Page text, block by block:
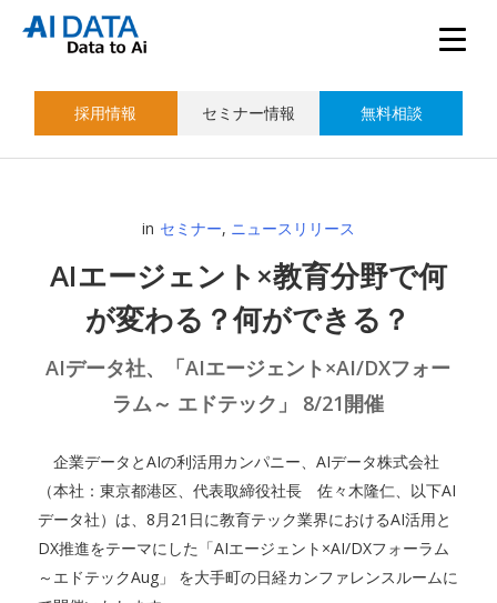
採用情報 セミナー情報 無料相談
in セミナー, ニュースリリース
AIエージェント×教育分野で何
が変わる？何ができる？
AIデータ社、「AIエージェント×AI/DXフォー
ラム～ エドテック」 8/21開催
企業データとAIの利活用カンパニー、AIデータ株式会社
（本社：東京都港区、代表取締役社長 佐々木隆仁、以下AI
データ社）は、8月21日に教育テック業界におけるAI活用と
DX推進をテーマにした「AIエージェント×AI/DXフォーラム
～エドテックAug」 を大手町の日経カンファレンスルームに